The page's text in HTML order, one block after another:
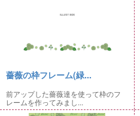
薔薇の枠フレーム(緑...
前アップした薔薇達を使って枠のフ
レームを作ってみまし...